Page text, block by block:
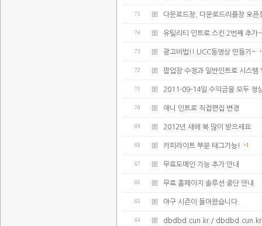
75 다운로드창, 다운로드리플창 오픈
74 유틸리티 인트로 스킨 2번째 추가~
73 광고비법!! UCC동영상 만들기~
72 팝업창 수정과 일반인트로 시스템
71 2011-09-14일 수익금을 모두 정
70 애니 인트로 직접편집 변경
69 2012년 새해 복 많이 받으세요
68 카피라이트 부분 태그가능! +1
67 무료도메인 기능 추가 안내
66 무료 홈페이지 솔루션 중단 안내
65 야구 시즌이 돌아왔습니다.
64 dbdbd.cun.kr / dbdbd.cun.kr